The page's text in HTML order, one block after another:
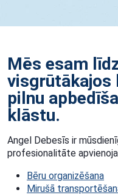
Mēs esam
visgrūtākajos
pilnu
klāstu.
Angel Debesīs ir
profesionalitāte
Bēru organizēšana
Mirušā